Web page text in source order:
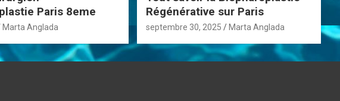
Paris 8eme
Marta Anglada
Régénérative sur Paris
septembre 30, 2025 Marta Anglada